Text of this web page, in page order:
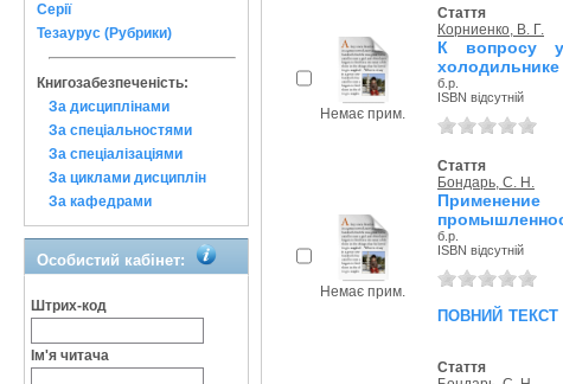
Серії
Тезаурус (Рубрики)
Книгозабезпеченість:
За дисциплінами
За спеціальностями
За спеціалізаціями
За циклами дисциплін
За кафедрами
Особистий кабінет:
Штрих-код
Ім'я читача
Немає прим.
Стаття
Корниенко, В. Г.
К вопросу
холодильнике
б.р.
ISBN відсутній
Немає прим.
Стаття
Бондарь, С. Н.
б.р.
ISBN відсутній
повний текст
Стаття